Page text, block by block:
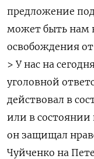
предложение
может быть нам
освобождения
> У нас на
уголовной
действовал в
или в состоянии
он защищал
Чуйченко на